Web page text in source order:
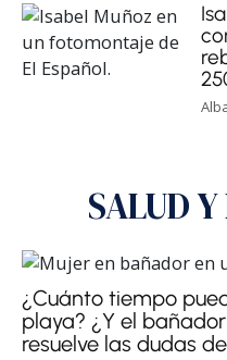
SALUD
¿Cuánto tiempo
playa? ¿Y el
resuelve las dudas